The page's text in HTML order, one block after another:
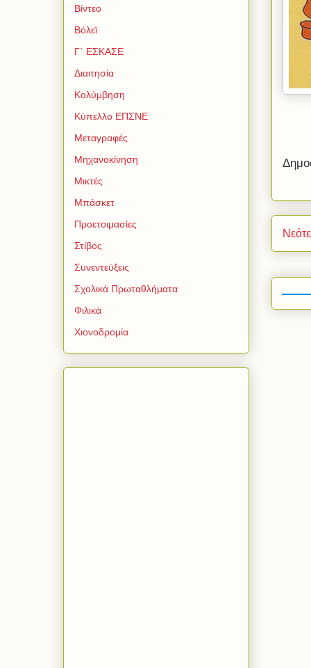
Βίντεο
Βόλεϊ
Γ΄ ΕΣΚΑΣΕ
Διαιτησία
Κολύμβηση
Κύπελλο ΕΠΣΝΕ
Μεταγραφές
Μηχανοκίνηση
Μικτές
Μπάσκετ
Προετοιμασίες
Στίβος
Συνεντεύξεις
Σχολικά Πρωταθλήματα
Φιλικά
Χιονοδρομία